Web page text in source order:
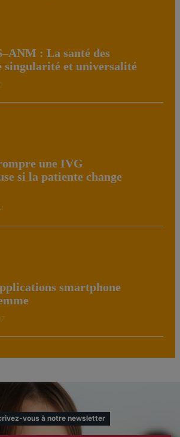
: La santé des
singularité et universalité
une IVG
si la patiente change
smartphone
vous à notre newsletter